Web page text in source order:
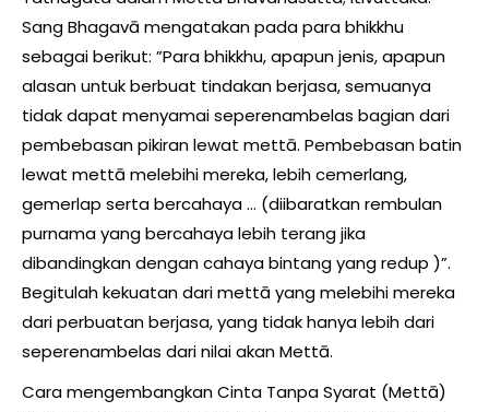
Sang Bhagavā mengatakan pada para bhikkhu
sebagai berikut: ”Para bhikkhu, apapun jenis, apapun
alasan untuk berbuat tindakan berjasa, semuanya
tidak dapat menyamai seperenambelas bagian dari
pembebasan pikiran lewat mettā. Pembebasan batin
lewat mettā melebihi mereka, lebih cemerlang,
gemerlap serta bercahaya … (diibaratkan rembulan
purnama yang bercahaya lebih terang jika
dibandingkan dengan cahaya bintang yang redup )”.
Begitulah kekuatan dari mettā yang melebihi mereka
dari perbuatan berjasa, yang tidak hanya lebih dari
seperenambelas dari nilai akan Mettā.
Cara mengembangkan Cinta Tanpa Syarat (Mettā)